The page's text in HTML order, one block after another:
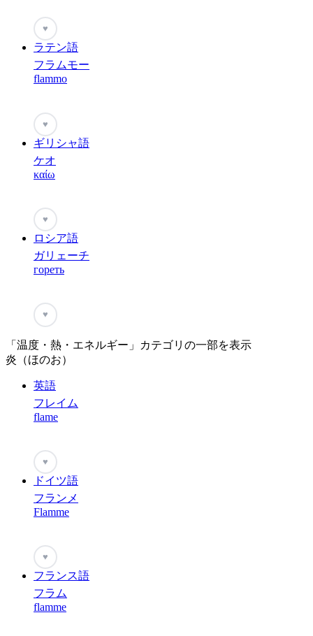
♥
ラテン語
フラムモー
flammo
♥
ギリシャ語
ケオ
καίω
♥
ロシア語
ガリェーチ
гореть
♥
「温度・熱・エネルギー」カテゴリの一部を表示
炎（ほのお）
英語
フレイム
flame
♥
ドイツ語
フランメ
Flamme
♥
フランス語
フラム
flamme